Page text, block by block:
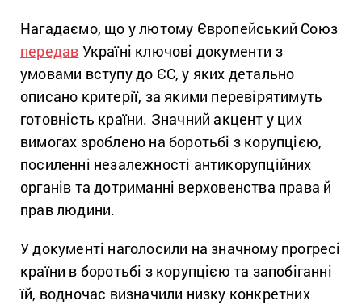
Нагадаємо, що у лютому Європейський Союз
передав Україні ключові документи з
умовами вступу до ЄС, у яких детально
описано критерії, за якими перевірятимуть
готовність країни. Значний акцент у цих
вимогах зроблено на боротьбі з корупцією,
посиленні незалежності антикорупційних
органів та дотриманні верховенства права й
прав людини.
У документі наголосили на значному прогресі
країни в боротьбі з корупцією та запобіганні
їй, водночас визначили низку конкретних